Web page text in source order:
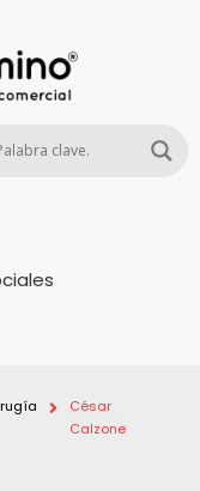
César
Calzone